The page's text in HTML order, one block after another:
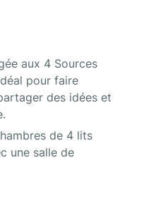
aux 4 Sources
pour faire
des idées et
de 4 lits
une salle de